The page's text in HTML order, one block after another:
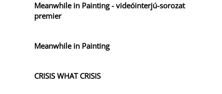
Meanwhile in Painting - videóinterjú-sorozat
premier
Meanwhile in Painting
CRISIS WHAT CRISIS